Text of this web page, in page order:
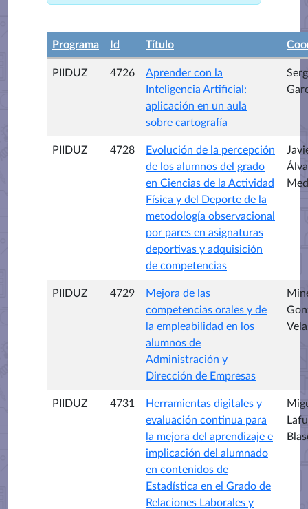
Programa Id Título
PIIDUZ 4726
Aprender con la
Inteligencia Artificial:
aplicación en un aula
sobre cartografía
PIIDUZ 4728
Evolución de la percepción
de los alumnos del grado
en Ciencias de la Actividad
Física y del Deporte de la
metodología observacional
por pares en asignaturas
deportivas y adquisición
de competencias
PIIDUZ 4729
Mejora de las
competencias orales y de
la empleabilidad en los
alumnos de
Administración y
Dirección de Empresas
PIIDUZ 4731
Herramientas digitales y
evaluación continua para
la mejora del aprendizaje e
implicación del alumnado
en contenidos de
Estadística en el Grado de
Relaciones Laborales y